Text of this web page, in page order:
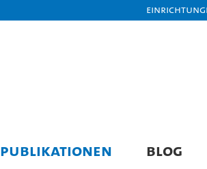
PUBLIKATIONEN BLOG